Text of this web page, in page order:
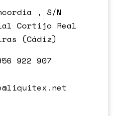
, S/N
Cortijo Real
(Cádiz)
922 907